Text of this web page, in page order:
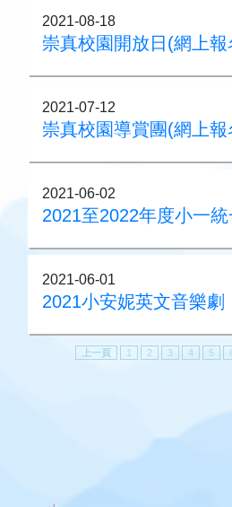
2021-08-18
崇真校園開放日(網上報
2021-07-12
崇真校園導賞團(網上報
2021-06-02
2021至2022年度小一
2021-06-01
2021小安妮英文音樂劇
上一頁 1 2 3 4 5